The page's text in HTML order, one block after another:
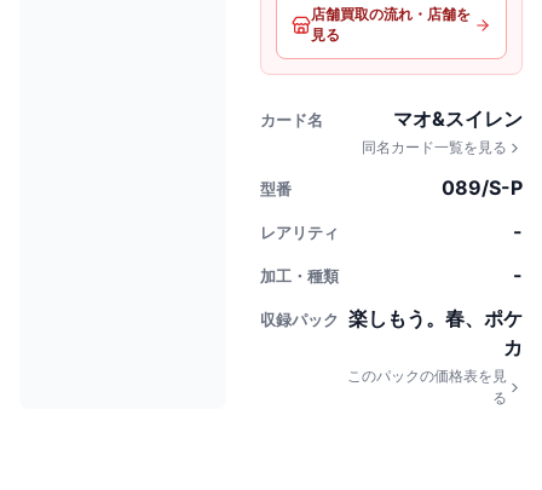
店舗買取の流れ・店舗を
見る
カード名 マオ&スイレン
同名カード一覧を見る
型番 089/S-P
レアリティ -
加工・種類 -
収録パック
楽しもう。春、ポケ
カ
このパックの価格表を見
る